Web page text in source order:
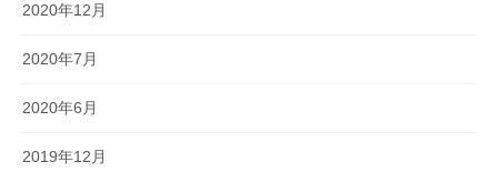
2020年12月
2020年7月
2020年6月
2019年12月